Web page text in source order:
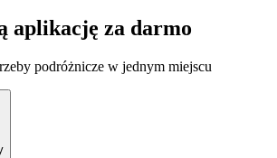
aplikację za darmo
podróżnicze w jednym miejscu